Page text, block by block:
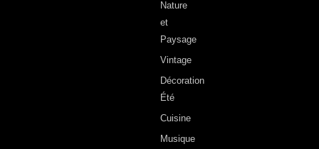
Nature
et
Paysage
Vintage
Décoration
Été
Cuisine
Musique